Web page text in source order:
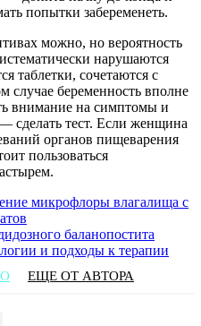
попытки забеременеть.
можно, но вероятность
нарушаются
таблетки, сочетаются с
случае беременность вполне
внимание на симптомы и
сделать тест. Если женщина
органов пищеварения
пользоваться
микрофлоры влагалища с
баланопостита
и подходы к терапии
ЕЩЕ ОТ АВТОРА